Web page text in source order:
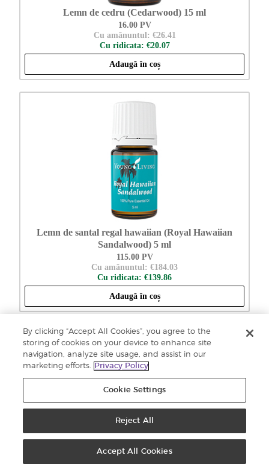
Lemn de cedru (Cedarwood) 15 ml
16.00 PV
Cu amănuntul: €26.41
Cu ridicata: €20.07
Adaugă în coș
Lemn de santal regal hawaiian (Royal Hawaiian
Sandalwood) 5 ml
115.00 PV
Cu amănuntul: €184.03
Cu ridicata: €139.86
Adaugă în coș
Lemon 15 ml
By clicking “Accept All Cookies”, you agree to the
storing of cookies on your device to enhance site
navigation, analyze site usage, and assist in our
marketing efforts.
Privacy Policy
Cookie Settings
Reject All
Accept All Cookies